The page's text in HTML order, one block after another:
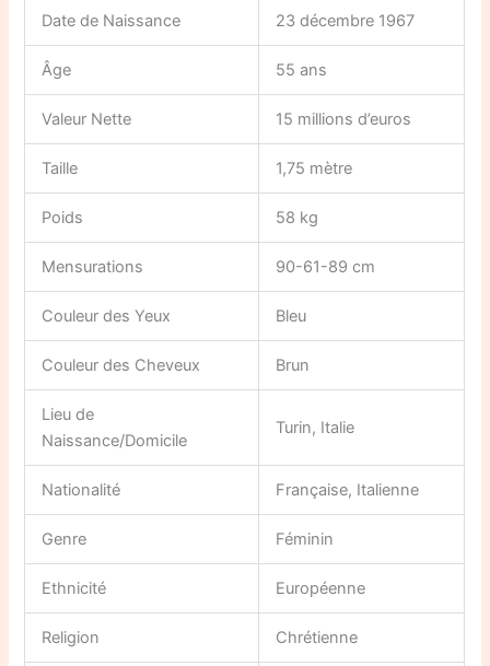
Date de Naissance 23 décembre 1967
Âge 55 ans
Valeur Nette 15 millions d’euros
Taille 1,75 mètre
Poids 58 kg
Mensurations 90-61-89 cm
Couleur des Yeux Bleu
Couleur des Cheveux Brun
Lieu de
Naissance/Domicile
Turin, Italie
Nationalité Française, Italienne
Genre Féminin
Ethnicité Européenne
Religion Chrétienne